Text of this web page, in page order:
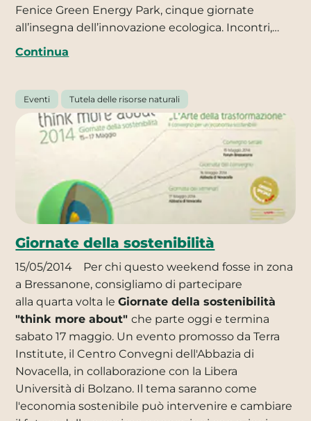
Fenice Green Energy Park, cinque giornate
all’insegna dell’innovazione ecologica. Incontri,…
Continua
Eventi Tutela delle risorse naturali
Giornate della sostenibilità
15/05/2014
Per chi questo weekend fosse in zona
a Bressanone, consigliamo di partecipare
alla quarta volta leGiornate della sostenibilità
"think more about"che parte oggi e termina
sabato 17 maggio. Un evento promosso da Terra
Institute, il Centro Convegni dell'Abbazia di
Novacella, in collaborazione con la Libera
Università di Bolzano. Il tema saranno come
l'economia sostenibile può intervenire e cambiare